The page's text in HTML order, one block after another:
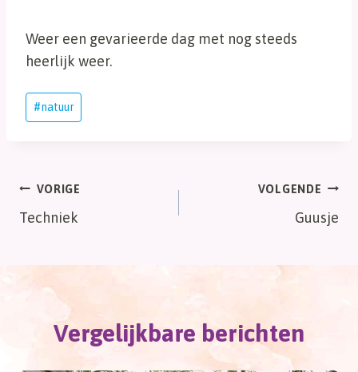
Weer een gevarieerde dag met nog steeds
heerlijk weer.
Bericht
tags:
#natuur
Bericht
navigatie
VORIGE
Techniek
VOLGENDE
Guusje
Vergelijkbare berichten